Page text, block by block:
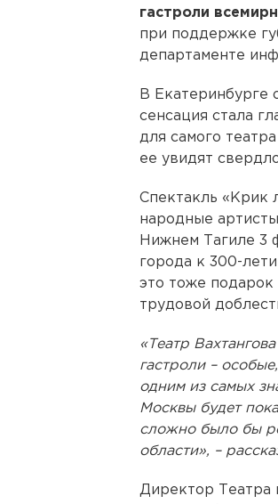
гастроли
при поддержке
департаменте
В Екатеринбурге
сенсация стала
для самого
ее увидят
Спектакль «Крик
народные
Нижнем Тагиле 3
города к 300-
это тоже подарок
трудовой
«Театр
гастроли –
одним из самых
Москвы будет
сложно было бы
области», –
Директор Театра